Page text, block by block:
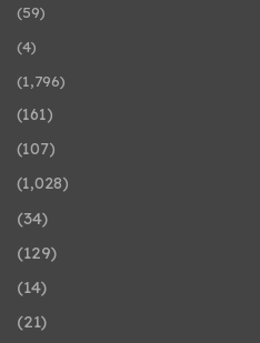
(59)
(4)
(1٬796)
(161)
(107)
(1٬028)
(34)
(129)
(14)
(21)